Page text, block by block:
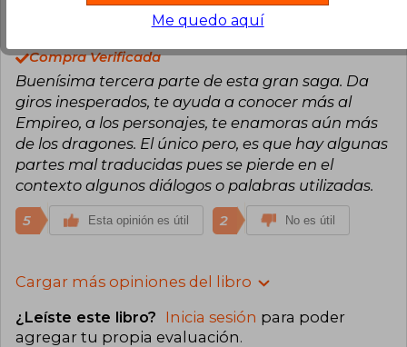
Valentina Carrasco
Miércoles 12 de
Compra Verificada
Buenísima tercera parte de esta gran saga. Da
giros inesperados, te ayuda a conocer más al
Empireo, a los personajes, te enamoras aún más
de los dragones. El único pero, es que hay algunas
partes mal traducidas pues se pierde en el
contexto algunos diálogos o palabras utilizadas.
5 Esta opinión es útil 2 No es útil
Cargar más opiniones del libro
¿Leíste este libro? Inicia sesión para poder
agregar tu propia evaluación.
Me quedo aquí